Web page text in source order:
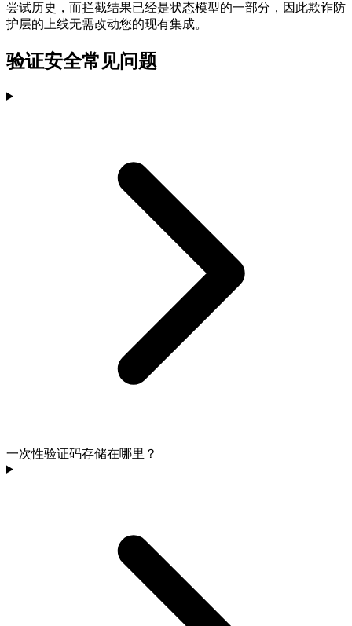
尝试历史，而拦截结果已经是状态模型的一部分，因此欺诈防
护层的上线无需改动您的现有集成。
验证安全常见问题
一次性验证码存储在哪里？